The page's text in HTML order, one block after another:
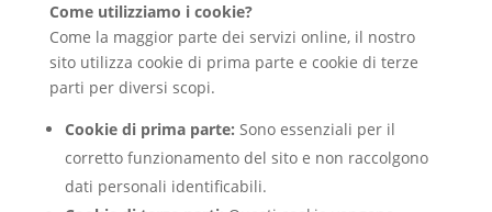
Come utilizziamo i cookie?
Come la maggior parte dei servizi online, il nostro
sito utilizza cookie di prima parte e cookie di terze
parti per diversi scopi.
Cookie di prima parte: Sono essenziali per il
corretto funzionamento del sito e non raccolgono
dati personali identificabili.